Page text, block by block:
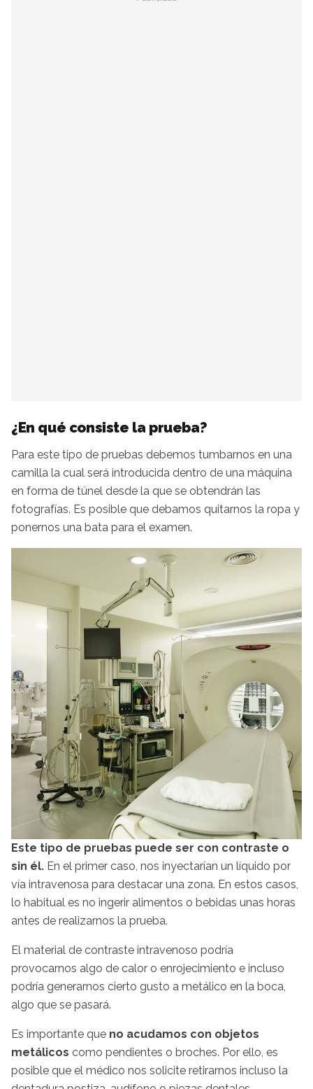
¿En qué consiste la prueba?
Para este tipo de pruebas debemos tumbarnos en una
camilla la cual será introducida dentro de una máquina
en forma de túnel desde la que se obtendrán las
fotografías. Es posible que debamos quitarnos la ropa y
ponernos una bata para el examen.
Este tipo de pruebas puede ser con contraste o
sin él. En el primer caso, nos inyectarían un líquido por
vía intravenosa para destacar una zona. En estos casos,
lo habitual es no ingerir alimentos o bebidas unas horas
antes de realizarnos la prueba.
El material de contraste intravenoso podría
provocarnos algo de calor o enrojecimiento e incluso
podría generarnos cierto gusto a metálico en la boca,
algo que se pasará.
Es importante que no acudamos con objetos
metálicos como pendientes o broches. Por ello, es
posible que el médico nos solicite retirarnos incluso la